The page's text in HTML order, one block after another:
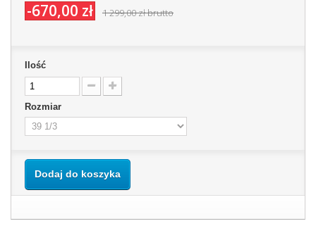
-670,00 zł 1 299,00 złbrutto
Ilość
Rozmiar
Dodaj do koszyka